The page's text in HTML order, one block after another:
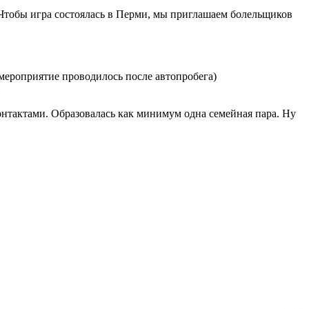
игра состоялась в Перми, мы приглашаем болельщиков
проводилось после автопробега)
Образовалась как минимум одна семейная пара. Ну